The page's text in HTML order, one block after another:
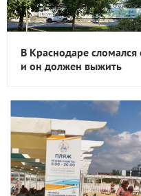
В Краснодаре
и он должен выжить